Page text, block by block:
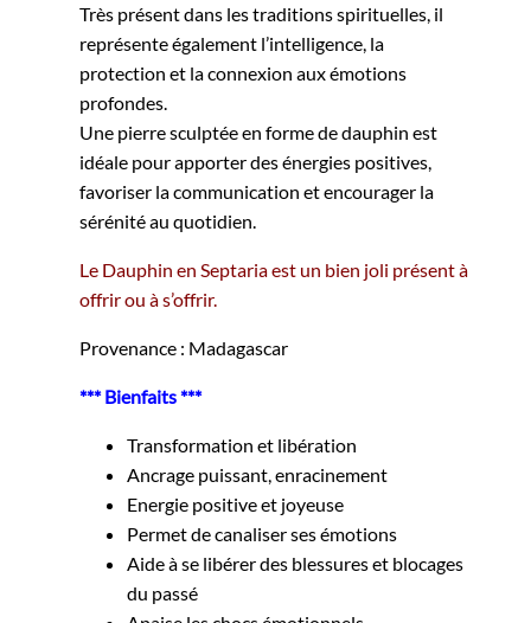
Très présent dans les traditions spirituelles, il
représente également l’intelligence, la
protection et la connexion aux émotions
profondes.
Une pierre sculptée en forme de dauphin est
idéale pour apporter des énergies positives,
favoriser la communication et encourager la
sérénité au quotidien.
Le Dauphin en Septaria est un bien joli présent à
offrir ou à s’offrir.
Provenance : Madagascar
*** Bienfaits ***
Transformation et libération
Ancrage puissant, enracinement
Energie positive et joyeuse
Permet de canaliser ses émotions
Aide à se libérer des blessures et blocages
du passé